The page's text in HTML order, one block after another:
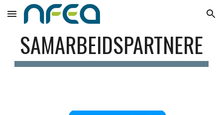
Skip to main content Skip to navigation
SAMARBEIDSPARTNERE